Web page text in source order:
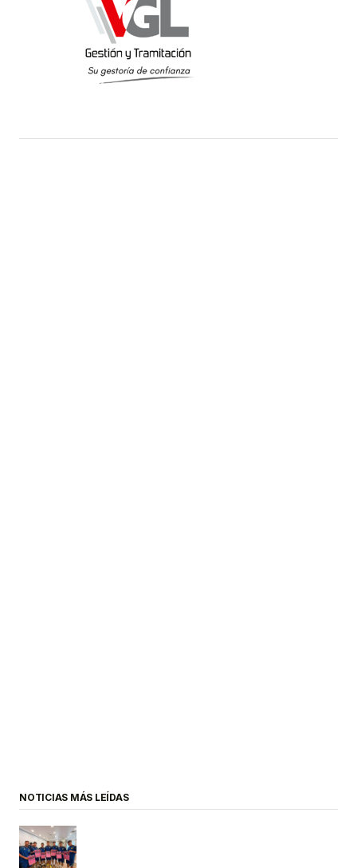
NOTICIAS MÁS LEÍDAS